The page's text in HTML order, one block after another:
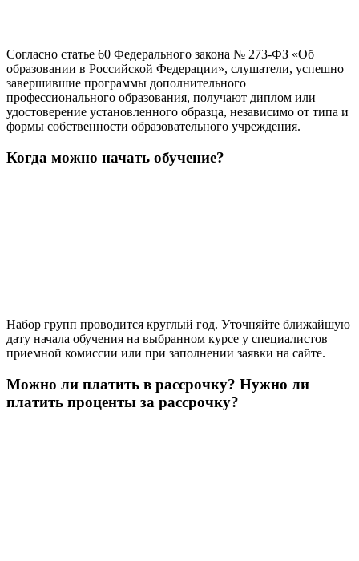
Согласно статье 60 Федерального закона № 273-ФЗ «Об
образовании в Российской Федерации», слушатели, успешно
завершившие программы дополнительного
профессионального образования, получают диплом или
удостоверение установленного образца, независимо от типа и
формы собственности образовательного учреждения.
Когда можно начать обучение?
Набор групп проводится круглый год. Уточняйте ближайшую
дату начала обучения на выбранном курсе у специалистов
приемной комиссии или при заполнении заявки на сайте.
Можно ли платить в рассрочку? Нужно ли
платить проценты за рассрочку?